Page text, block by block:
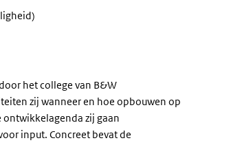
het college van B&W
zij wanneer en hoe opbouwen op
zij gaan
input. Concreet bevat de